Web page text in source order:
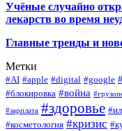
Учёные случайно
лекарств во время
Главные тренды и
Метки
#AI #apple #digital #google
#блокировка #война
#зарплата #здоровье
#косметология #кризис